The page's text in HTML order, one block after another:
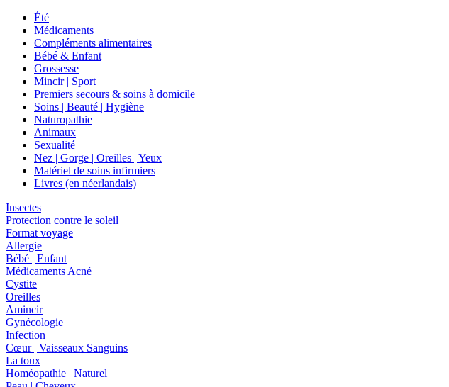
Été
Médicaments
Compléments alimentaires
Bébé & Enfant
Grossesse
Mincir | Sport
Premiers secours & soins à domicile
Soins | Beauté | Hygiène
Naturopathie
Animaux
Sexualité
Nez | Gorge | Oreilles | Yeux
Matériel de soins infirmiers
Livres (en néerlandais)
Insectes
Protection contre le soleil
Format voyage
Allergie
Bébé | Enfant
Médicaments Acné
Cystite
Oreilles
Amincir
Gynécologie
Infection
Cœur | Vaisseaux Sanguins
La toux
Homéopathie | Naturel